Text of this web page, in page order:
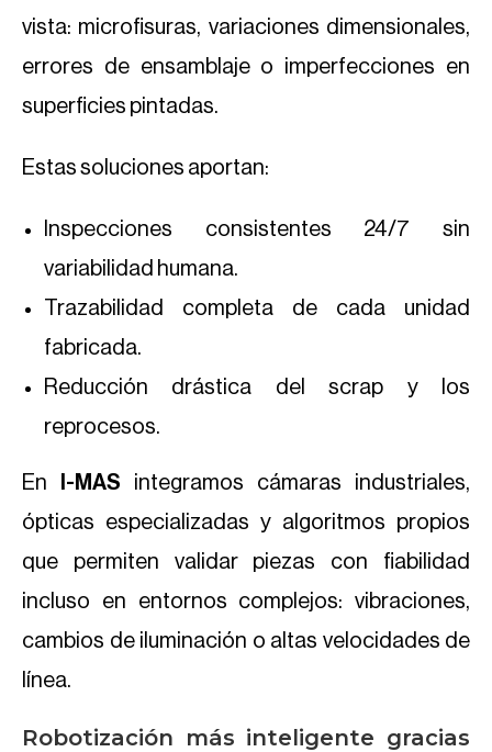
vista: microfisuras, variaciones dimensionales,
errores de ensamblaje o imperfecciones en
superficies pintadas.
Estas soluciones aportan:
Inspecciones consistentes 24/7 sin
variabilidad humana.
Trazabilidad completa de cada unidad
fabricada.
Reducción drástica del scrap y los
reprocesos.
En I-MAS integramos cámaras industriales,
ópticas especializadas y algoritmos propios
que permiten validar piezas con fiabilidad
incluso en entornos complejos: vibraciones,
cambios de iluminación o altas velocidades de
línea.
Robotización más inteligente gracias